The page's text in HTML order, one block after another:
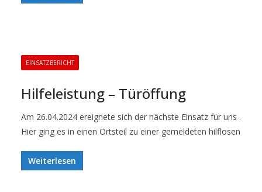
EINSATZBERICHT
Hilfeleistung – Türöffung
Am 26.04.2024 ereignete sich der nächste Einsatz für uns .
Hier ging es in einen Ortsteil zu einer gemeldeten hilflosen
Weiterlesen